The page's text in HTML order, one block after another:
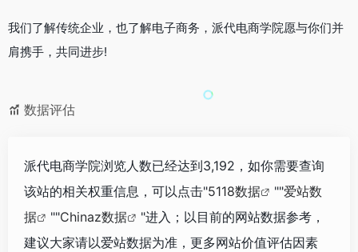
我们了解传统企业，也了解电子商务，派代电商学院愿与你们并
肩携手，共同进步!
数据评估
派代电商学院浏览人数已经达到3,192，如你需要查询
该站的相关权重信息，可以点击"5118数据 ""爱站数
据
""Chinaz数据
"进入；以目前的网站数据参考，
建议大家请以爱站数据为准，更多网站价值评估因素